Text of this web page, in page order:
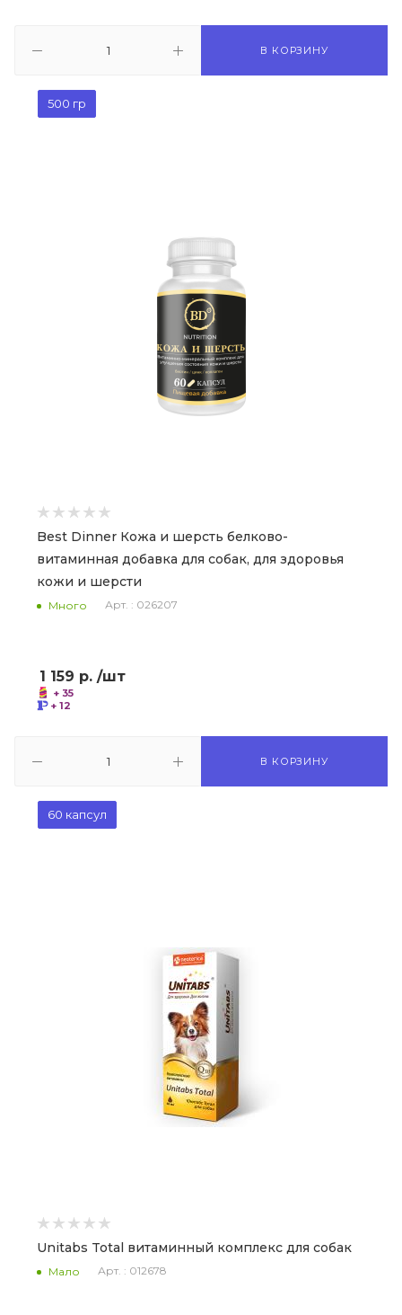
В КОРЗИНУ
500 гр
Best Dinner Кожа и шерсть белково-
витаминная добавка для собак, для здоровья
кожи и шерсти
Много Арт. : 026207
1 159 р. /шт
+ 35
+ 12
В КОРЗИНУ
60 капсул
Unitabs Total витаминный комплекс для собак
Мало Арт. : 012678